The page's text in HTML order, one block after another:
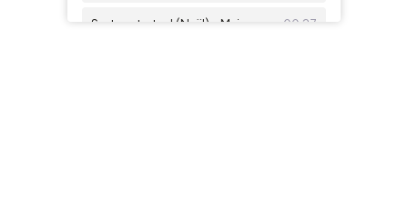
00:27